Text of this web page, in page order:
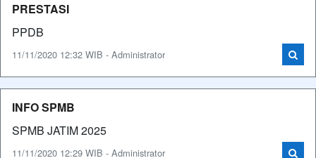
PRESTASI
PPDB
11/11/2020 12:32 WIB - Administrator
INFO SPMB
SPMB JATIM 2025
11/11/2020 12:29 WIB - Administrator